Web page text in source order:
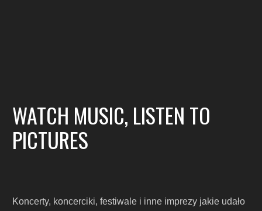
WATCH MUSIC, LISTEN TO
PICTURES
Koncerty, koncerciki, festiwale i inne imprezy jakie udało